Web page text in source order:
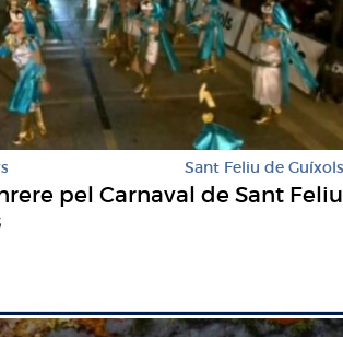
Sant Feliu de Guíxols
pel Carnaval de Sant Feliu